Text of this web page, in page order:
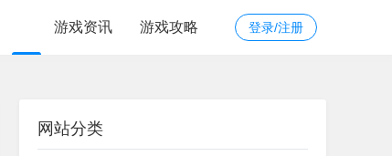
登录/注册
游戏资讯 游戏攻略
网站分类